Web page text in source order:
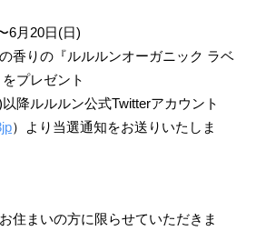
6月20日(日)
香りの『ルルルンオーガニック ラベ
プレゼント
降ルルルン公式Twitterアカウント
）より当選通知をお送りいたしま
住まいの方に限らせていただきま